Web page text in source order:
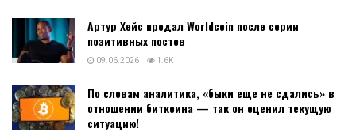
Артур Хейс продал Worldcoin после серии
позитивных постов
09.06.2026 1.6K
По словам аналитика, «быки еще не сдались» в
отношении биткоина — так он оценил текущую
ситуацию!